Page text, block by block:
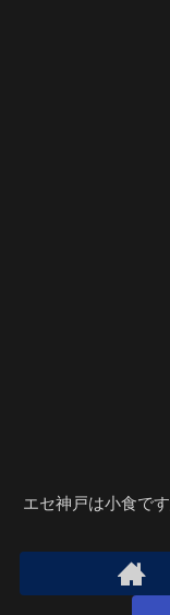
エセ神戸は小食で